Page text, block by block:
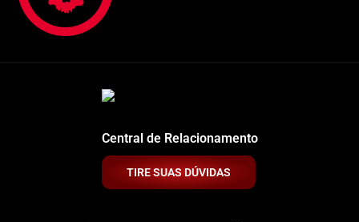
Central de Relacionamento
TIRE SUAS DÚVIDAS